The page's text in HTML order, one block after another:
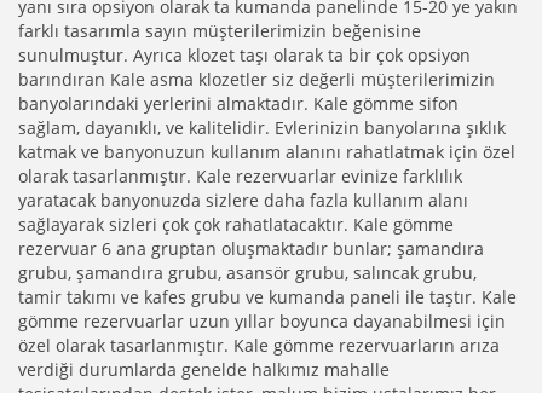
yanı sıra opsiyon olarak ta kumanda panelinde 15-20 ye yakın
farklı tasarımla sayın müşterilerimizin beğenisine
sunulmuştur. Ayrıca klozet taşı olarak ta bir çok opsiyon
barındıran Kale asma klozetler siz değerli müşterilerimizin
banyolarındaki yerlerini almaktadır. Kale gömme sifon
sağlam, dayanıklı, ve kalitelidir. Evlerinizin banyolarına şıklık
katmak ve banyonuzun kullanım alanını rahatlatmak için özel
olarak tasarlanmıştır. Kale rezervuarlar evinize farklılık
yaratacak banyonuzda sizlere daha fazla kullanım alanı
sağlayarak sizleri çok çok rahatlatacaktır. Kale gömme
rezervuar 6 ana gruptan oluşmaktadır bunlar; şamandıra
grubu, şamandıra grubu, asansör grubu, salıncak grubu,
tamir takımı ve kafes grubu ve kumanda paneli ile taştır. Kale
gömme rezervuarlar uzun yıllar boyunca dayanabilmesi için
özel olarak tasarlanmıştır. Kale gömme rezervuarların arıza
verdiği durumlarda genelde halkımız mahalle